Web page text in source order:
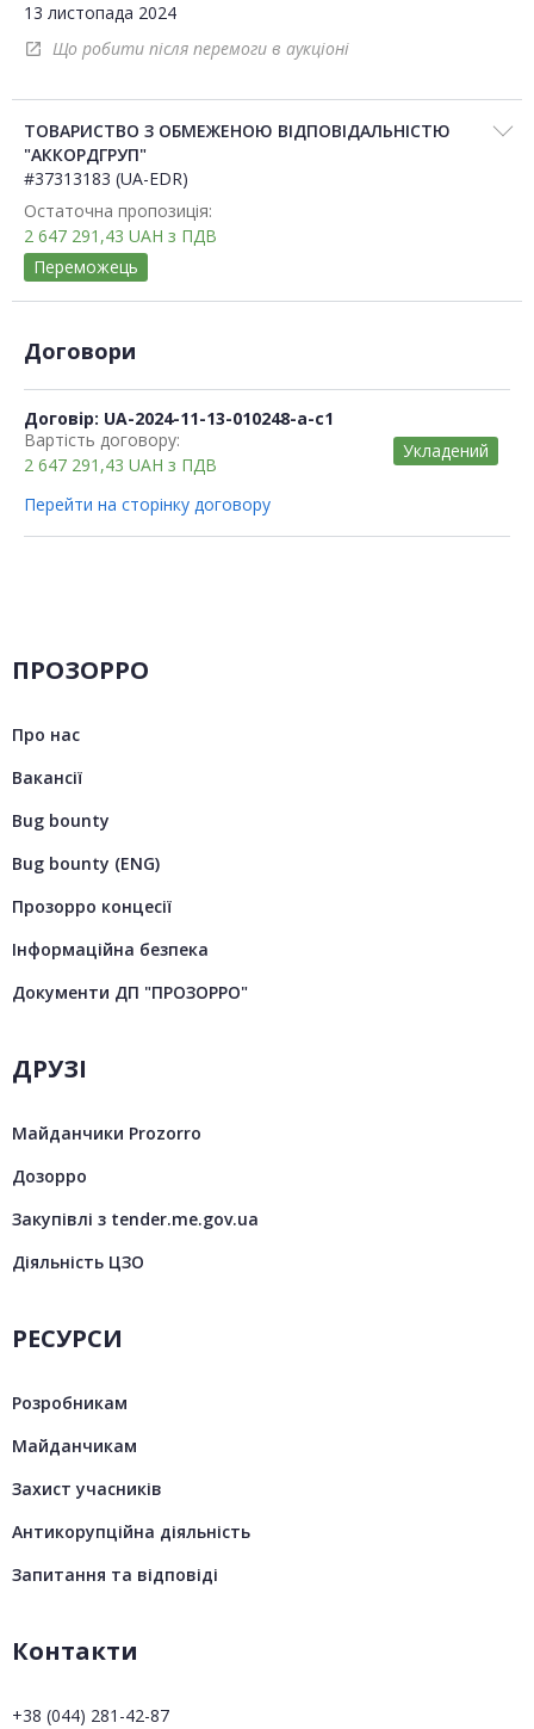
13 листопада 2024
open_in_new Що робити після перемоги в аукціоні
ТОВАРИСТВО З ОБМЕЖЕНОЮ ВІДПОВІДАЛЬНІСТЮ
"АККОРДГРУП"
#37313183 (UA-EDR)
Остаточна пропозиція:
2 647 291,43 UAH з ПДВ
Переможець
Договори
Договір: UA-2024-11-13-010248-a-c1
Вартість договору:
2 647 291,43 UAH з ПДВ
Укладений
Перейти на сторінку договору
ПРОЗОРРО
Про нас
Вакансії
Bug bounty
Bug bounty (ENG)
Прозорро концесії
Інформаційна безпека
Документи ДП "ПРОЗОРРО"
ДРУЗІ
Майданчики Prozorro
Дозорро
Закупівлі з tender.me.gov.ua
Діяльність ЦЗО
РЕСУРСИ
Розробникам
Майданчикам
Захист учасників
Антикорупційна діяльність
Запитання та відповіді
Контакти
+38 (044) 281-42-87